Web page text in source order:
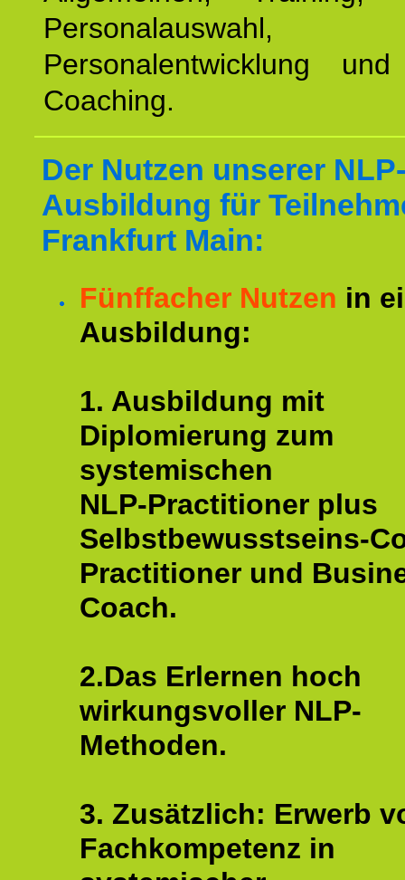
Personalauswahl,
Personalentwicklung
Coaching.
Der Nutzen unserer
Ausbildung für
Frankfurt Main:
Fünffacher Nutzen in
Ausbildung:
1. Ausbildung mit
Diplomierung zum
systemischen
NLP-Practitioner plus
Selbstbewusstseins-
Practitioner und
Coach.
2.Das Erlernen hoch
wirkungsvoller NLP-
Methoden.
3. Zusätzlich: Erwerb
Fachkompetenz in